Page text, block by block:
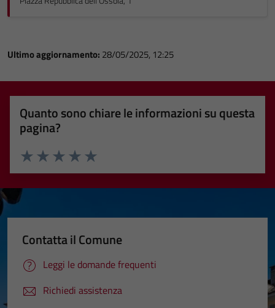
Ultimo aggiornamento: 28/05/2025, 12:25
Quanto sono chiare le informazioni su questa
pagina?
Valuta 5 stelle su 5
Valuta 4 stelle su 5
Valuta 3 stelle su 5
Valuta 2 stelle su 5
Valuta 1 stelle su 5
Contatta il Comune
Leggi le domande frequenti
Richiedi assistenza